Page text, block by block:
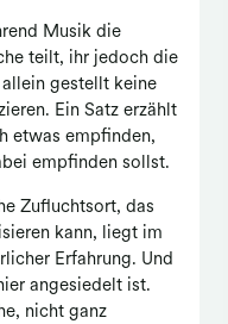
Musik die
teilt, ihr jedoch die
gestellt keine
Ein Satz erzählt
etwas empfinden,
empfinden sollst.
Zufluchtsort, das
kann, liegt im
Erfahrung. Und
angesiedelt ist.
nicht ganz